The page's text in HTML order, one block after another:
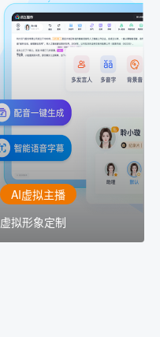
AI虚拟主播
虚拟形象定制
讯飞智作：让每一个内容
创作者高效生产灵活定制